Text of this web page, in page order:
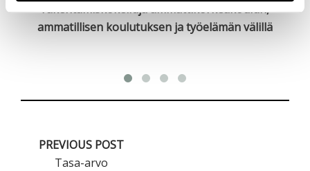
rakentamiskokeiluja ammattikorkeakoulun,
ammatillisen koulutuksen ja työelämän välillä
PREVIOUS POST
Tasa-arvo